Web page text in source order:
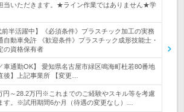
当いただきます。★ライン作業ではありません★学
前半活躍中】《必須条件》プラスチック加工の実務
自動車免許 《歓迎条件》プラスチック成形技能士・
の資格保有者
車通勤OK】 愛知県名古屋市緑区鳴海町杜若80番地
後】上記事業所 【変更…
～28.2万円※これまでのご経験やスキル等を考慮
す。※試用期間6か月（待遇の変更なし）…